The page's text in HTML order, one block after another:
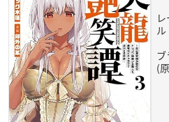
ル
(